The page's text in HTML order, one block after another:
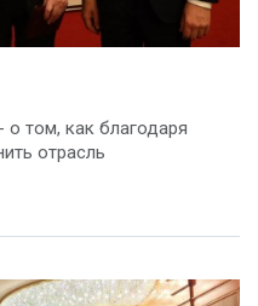
том, как благодаря
отрасль